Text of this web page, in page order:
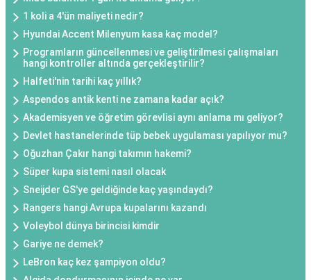
1 koli a 4'ün maliyeti nedir?
Hyundai Accent Milenyum kasa kaç model?
Programların güncellenmesi ve geliştirilmesi çalışmaları
hangi kontroller altında gerçekleştirilir?
Halfeti'nin tarihi kaç yıllık?
Aspendos antik kenti ne zamana kadar açık?
Akademisyen ve öğretim görevlisi aynı anlama mı geliyor?
Devlet hastanelerinde tüp bebek uygulaması yapılıyor mu?
Oğuzhan Çakır hangi takımın hakemi?
Süper kupa sistemi nasıl olacak
Sneijder GS'ye geldiğinde kaç yaşındaydı?
Rangers hangi Avrupa kupalarını kazandı
Voleybol dünya birincisi kimdir
Gariye ne demek?
LeBron kaç kez şampiyon oldu?